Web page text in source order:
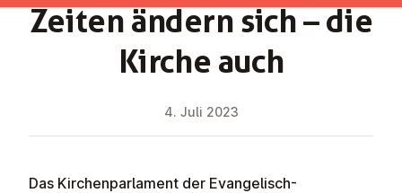
Zeiten ändern sich – die
Kirche auch
4. Juli 2023
Das Kirchenparlament der Evangelisch-